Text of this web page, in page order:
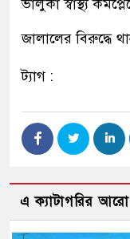
ভালুকা স্বাস্থ্য
জালালের বিরুদ্ধে
ট্যাগ :
এ ক্যাটাগরির